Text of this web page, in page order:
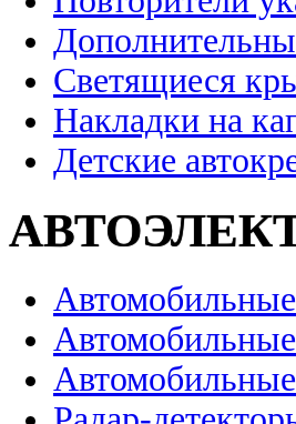
Светящиеся
Накладки на
Детские